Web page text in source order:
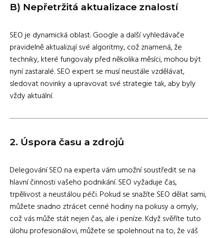
B) Nepřetržitá aktualizace znalostí
SEO je dynamická oblast. Google a další vyhledávače
pravidelně aktualizují své algoritmy, což znamená, že
techniky, které fungovaly před několika měsíci, mohou být
nyní zastaralé. SEO expert se musí neustále vzdělávat,
sledovat novinky a upravovat své strategie tak, aby byly
vždy aktuální.
2. Úspora času a zdrojů
Delegování SEO na experta vám umožní soustředit se na
hlavní činnosti vašeho podnikání. SEO vyžaduje čas,
trpělivost a neustálou péči. Pokud se snažíte SEO dělat sami,
můžete snadno ztrácet cenné hodiny na pokusy a omyly,
což vás může stát nejen čas, ale i peníze. Když svěříte tuto
úlohu profesionálovi, můžete se spolehnout na to, že váš